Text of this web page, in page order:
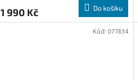
1 990 Kč Do košíku
Kód: 077834